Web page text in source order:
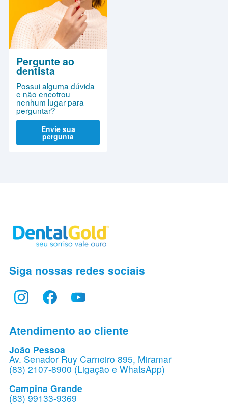
Pergunte ao
dentista
Possui alguma dúvida
e não encotrou
nenhum lugar para
perguntar?
Envie sua
pergunta
Siga nossas redes sociais
Atendimento ao cliente
João Pessoa
Av. Senador Ruy Carneiro 895, Miramar
(83) 2107-8900 (Ligação e WhatsApp)
Campina Grande
(83) 99133-9369